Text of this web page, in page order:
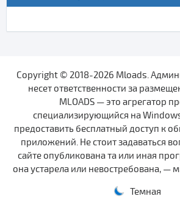
Copyright © 2018-2026 Mloads.
несет ответственности за
MLOADS — это агрегатор
специализирующийся на
предоставить бесплатный доступ к
приложений. Не стоит задаваться
сайте опубликована та или иная
она устарела или невостребована, —
Темная